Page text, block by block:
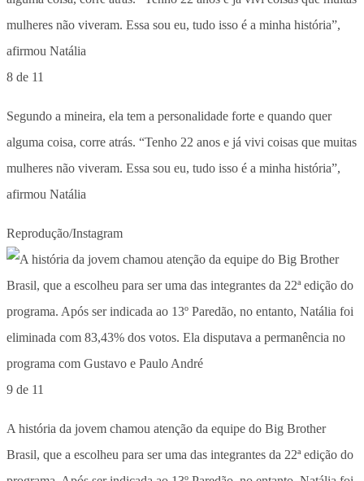
8 de 11
Segundo a mineira, ela tem a personalidade forte e quando quer
alguma coisa, corre atrás. “Tenho 22 anos e já vivi coisas que muitas
mulheres não viveram. Essa sou eu, tudo isso é a minha história”,
afirmou Natália
Reprodução/Instagram
9 de 11
A história da jovem chamou atenção da equipe do Big Brother
Brasil, que a escolheu para ser uma das integrantes da 22ª edição do